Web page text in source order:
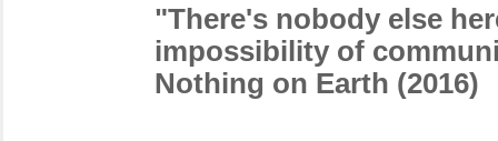
"There's nobody else
impossibility of
Nothing on Earth (2016)